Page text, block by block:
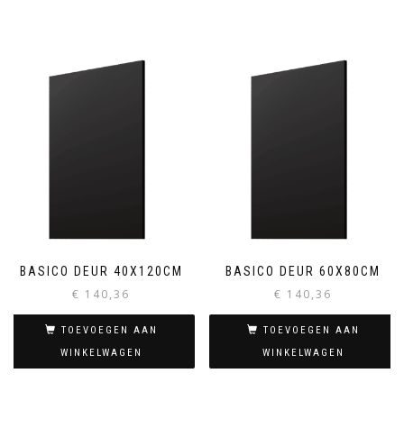
BASICO DEUR 40X120CM
€ 140,36
TOEVOEGEN AAN
WINKELWAGEN
BASICO DEUR 60X80CM
€ 140,36
TOEVOEGEN AAN
WINKELWAGEN